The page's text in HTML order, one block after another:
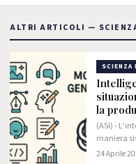
ALTRI ARTICOLI —
SCIENZA
la
(ASI) -
maniera
alcuni
24 Aprile